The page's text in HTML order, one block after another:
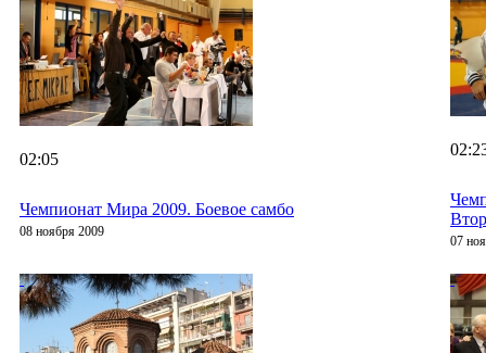
02:05
Чемпионат Мира 2009. Боевое самбо
08 ноября 2009
07